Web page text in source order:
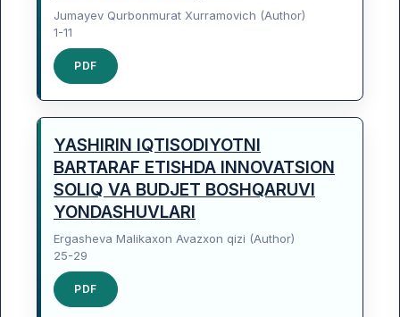
Jumayev Qurbonmurat Xurramovich (Author)
1-11
PDF
YASHIRIN IQTISODIYOTNI
BARTARAF ETISHDA INNOVATSION
SOLIQ VA BUDJET BOSHQARUVI
YONDASHUVLARI
Ergasheva Malikaxon Avazxon qizi (Author)
25-29
PDF